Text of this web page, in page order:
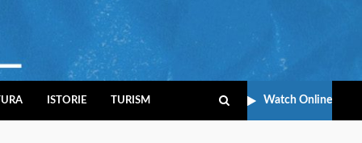
ISTORIE TURISM Watch Online